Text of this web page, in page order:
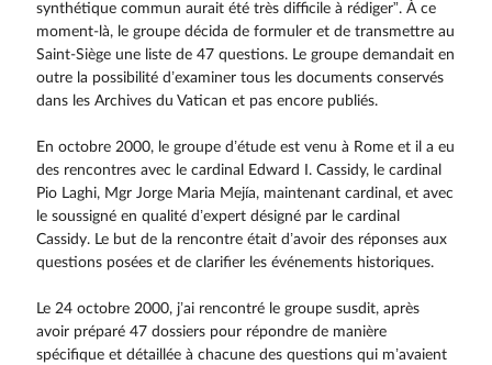
synthétique commun aurait été très difficile à rédiger”. À ce
moment-là, le groupe décida de formuler et de transmettre au
Saint-Siège une liste de 47 questions. Le groupe demandait en
outre la possibilité d’examiner tous les docu­ments conservés
dans les Archives du Vatican et pas encore publiés.
En octobre 2000, le groupe d’étude est venu à Rome et il a eu
des rencontres avec le cardinal Edward I. Cassidy, le cardinal
Pio Laghi, Mgr Jorge Maria Mejía, maintenant cardinal, et avec
le soussigné en qualité d’expert désigné par le cardinal
Cassidy. Le but de la rencontre était d’avoir des réponses aux
questions posées et de clarifier les événements historiques.
Le 24 octobre 2000, j’ai rencontré le groupe susdit, après
avoir préparé 47 dossiers pour répondre de manière
spécifique et détaillée à chacune des questions qui m’avaient